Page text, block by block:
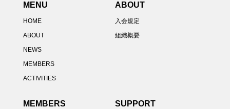
MENU
HOME
ABOUT
NEWS
MEMBERS
ACTIVITIES
ABOUT
入会規定
組織概要
MEMBERS SUPPORT